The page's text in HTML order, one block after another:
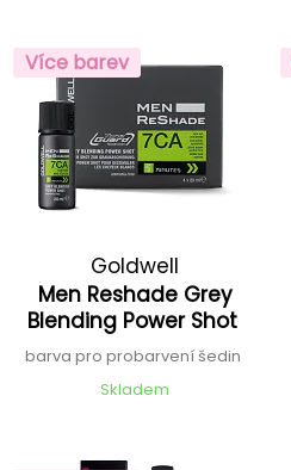
Více barev
Goldwell
Men Reshade Grey
Blending Power Shot
barva pro probarvení šedin
Skladem